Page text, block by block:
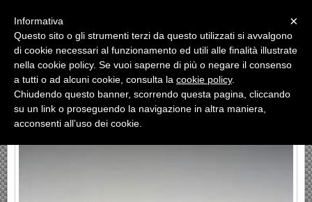
INDIETRO « »
N°50 IDEAL STANDARD
×
Informativa
Questo sito o gli strumenti terzi da questo utilizzati si avvalgono
di cookie necessari al funzionamento ed utili alle finalità illustrate
nella cookie policy. Se vuoi saperne di più o negare il consenso
a tutti o ad alcuni cookie, consulta la cookie policy.
Chiudendo questo banner, scorrendo questa pagina, cliccando
su un link o proseguendo la navigazione in altra maniera,
acconsenti all’uso dei cookie.